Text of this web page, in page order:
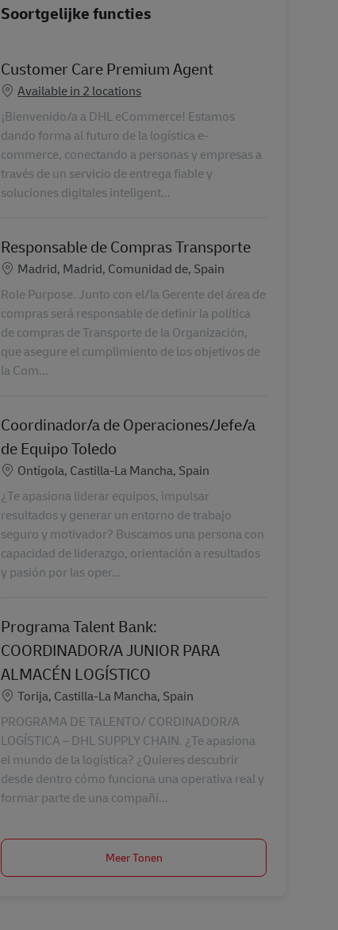
Soortgelijke functies
Customer Care Premium Agent
Available in 2 locations
¡Bienvenido/a a DHL eCommerce! Estamos
dando forma al futuro de la logística e-
commerce, conectando a personas y empresas a
través de un servicio de entrega fiable y
soluciones digitales inteligent...
Responsable de Compras Transporte
Locatie
Madrid, Madrid, Comunidad de, Spain
Role Purpose. Junto con el/la Gerente del área de
compras será responsable de definir la política
de compras de Transporte de la Organización,
que asegure el cumplimiento de los objetivos de
la Com...
Coordinador/a de Operaciones/Jefe/a
de Equipo Toledo
Locatie
Ontígola, Castilla-La Mancha, Spain
¿Te apasiona liderar equipos, impulsar
resultados y generar un entorno de trabajo
seguro y motivador? Buscamos una persona con
capacidad de liderazgo, orientación a resultados
y pasión por las oper...
Programa Talent Bank:
COORDINADOR/A JUNIOR PARA
ALMACÉN LOGÍSTICO
Locatie
Torija, Castilla-La Mancha, Spain
PROGRAMA DE TALENTO/ CORDINADOR/A
LOGÍSTICA – DHL SUPPLY CHAIN. ¿Te apasiona
el mundo de la logística? ¿Quieres descubrir
desde dentro cómo funciona una operativa real y
formar parte de una compañí...
Meer Tonen